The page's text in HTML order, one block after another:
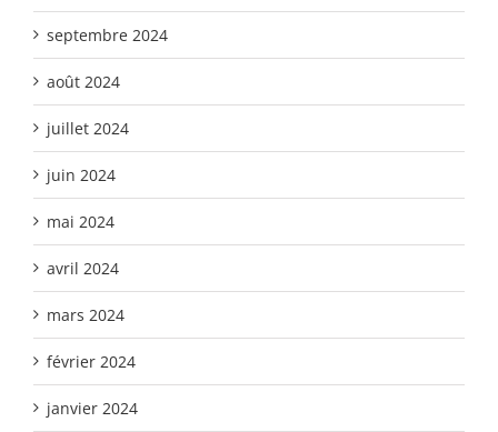
septembre 2024
août 2024
juillet 2024
juin 2024
mai 2024
avril 2024
mars 2024
février 2024
janvier 2024